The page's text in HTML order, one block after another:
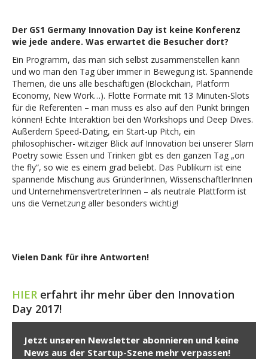
Der GS1 Germany Innovation Day ist keine Konferenz
wie jede andere. Was erwartet die Besucher dort?
Ein Programm, das man sich selbst zusammenstellen kann
und wo man den Tag über immer in Bewegung ist. Spannende
Themen, die uns alle beschäftigen (Blockchain, Platform
Economy, New Work…). Flotte Formate mit 13 Minuten-Slots
für die Referenten – man muss es also auf den Punkt bringen
können! Echte Interaktion bei den Workshops und Deep Dives.
Außerdem Speed-Dating, ein Start-up Pitch, ein
philosophischer- witziger Blick auf Innovation bei unserer Slam
Poetry sowie Essen und Trinken gibt es den ganzen Tag „on
the fly“, so wie es einem grad beliebt. Das Publikum ist eine
spannende Mischung aus GründerInnen, WissenschaftlerInnen
und UnternehmensvertreterInnen – als neutrale Plattform ist
uns die Vernetzung aller besonders wichtig!
Vielen Dank für ihre Antworten!
HIER erfahrt ihr mehr über den Innovation
Day 2017!
Jetzt unseren Newsletter abonnieren und keine
News aus der Startup-Szene mehr verpassen!